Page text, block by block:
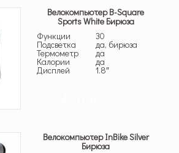
Велокомпьютер B-Square
Sports White Бирюза
Функции
30
Подсветка да, бирюза
Термометр да
Калории да
Дисплей 1.8″
Велокомпьютер InBike Silver
Бирюза